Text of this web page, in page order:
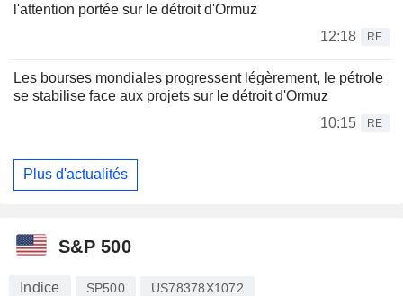
l'attention portée sur le détroit d'Ormuz
12:18
RE
Les bourses mondiales progressent légèrement, le pétrole
se stabilise face aux projets sur le détroit d'Ormuz
10:15
RE
Plus d'actualités
S&P 500
Indice SP500 US78378X1072